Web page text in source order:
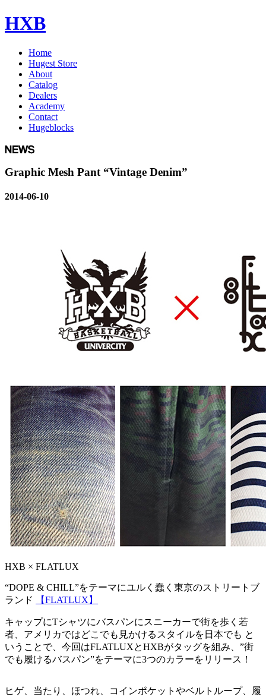
HXB
Home
Hugest Store
About
Catalog
Dealers
Academy
Contact
Hugeblocks
Graphic Mesh Pant “Vintage Denim”
2014-06-10
HXB × FLATLUX
“DOPE & CHILL”をテーマにユルく蠢く東京のストリートブ
ランド
【FLATLUX】
キャップにTシャツにバスパンにスニーカーで街を歩く若
者、アメリカではどこでも見かけるスタイルを日本でも と
いうことで、今回はFLATLUXとHXBがタッグを組み、”街
でも履けるバスパン”をテーマに3つのカラーをリリース！
ヒゲ、当たり、ほつれ、コインポケットやベルトループ、履